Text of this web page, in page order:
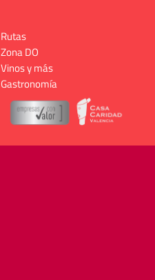
Rutas
Zona DO
Vinos y más
Gastronomía